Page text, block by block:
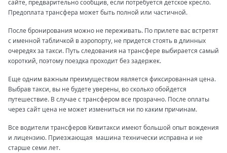
сайте, предварительно сообщив, если потребуется детское кресло.
Предоплата трансфера может быть полной или частичной.
После бронирования можно не переживать. По прилете вас встретят
с именной табличкой в аэропорту, не придется стоять в длинных
очередях за такси. Путь следования на трансфере выбирается самый
короткий, поэтому поездка проходит без задержек.
Еще одним важным преимуществом является фиксированная цена.
Выбрав такси, вы не будете уверены, во сколько обойдется
путешествие. В случае с трансфером все прозрачно. После оплаты
через сайт цена не может измениться ни по каким причинам.
Все водители трансферов Кивитакси имеют большой опыт вождения
и лицензию. Приезжающая машина технически исправна и не
старше семи лет.